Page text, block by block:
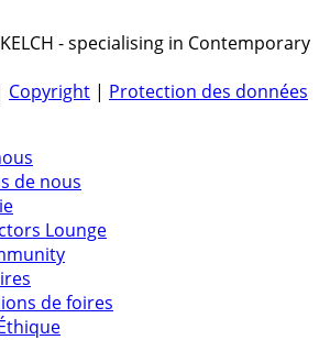
- specialising in Contemporary
Copyright | Protection des données
de nous
Lounge
de foires